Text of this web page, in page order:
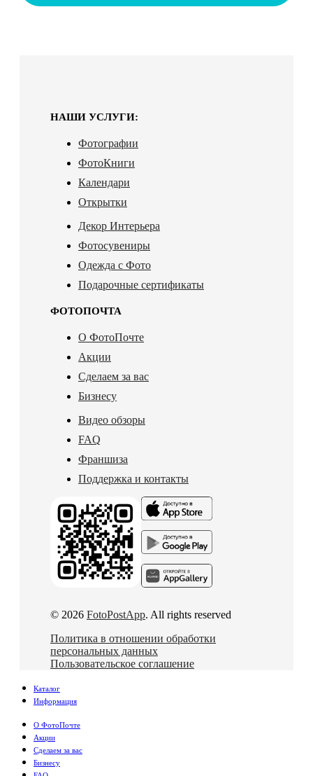
НАШИ УСЛУГИ:
Фотографии
ФотоКниги
Календари
Открытки
Декор Интерьера
Фотосувениры
Одежда с Фото
Подарочные сертификаты
ФОТОПОЧТА
О ФотоПочте
Акции
Сделаем за вас
Бизнесу
Видео обзоры
FAQ
Франшиза
Поддержка и контакты
© 2026 FotoPostApp. All rights reserved
Политика в отношении обработки
персональных данных
Пользовательское соглашение
Каталог
Информация
О ФотоПочте
Акции
Сделаем за вас
Бизнесу